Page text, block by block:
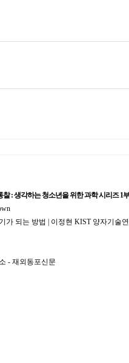
: 생각하는 청소년을 위한 과학 시리즈 1
되는 방법 | 이정현 KIST 양자기술
- 재외동포신문